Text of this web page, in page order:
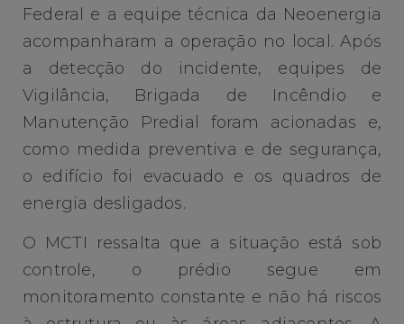
Federal e a equipe técnica da Neoenergia
acompanharam a operação no local. ​Após
a detecção do incidente, equipes de
Vigilância, Brigada de Incêndio e
Manutenção Predial foram acionadas e,
como medida preventiva e de segurança,
o edifício foi evacuado e os quadros de
energia desligados.
​O MCTI ressalta que a situação está sob
controle, o prédio segue em
monitoramento constante e não há riscos